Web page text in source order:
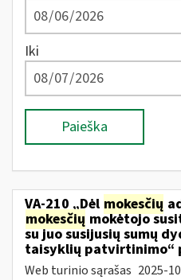
Iki
Paieška
VA-210 „Dėl mokesčių
mokesčių mokėtojo
su juo susijusių sumų
taisyklių patvirtinimo“
Web turinio sąrašas 2025-